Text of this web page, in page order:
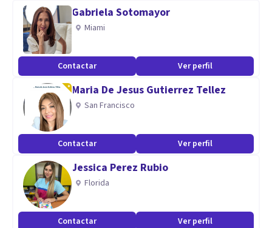
Tallerista, cursos, ámbito educativo y clínica.
Gabriela Sotomayor
Miami
Contactar Ver perfil
Maria De Jesus Gutierrez Tellez
San Francisco
Contactar Ver perfil
Jessica Perez Rubio
Florida
Contactar Ver perfil